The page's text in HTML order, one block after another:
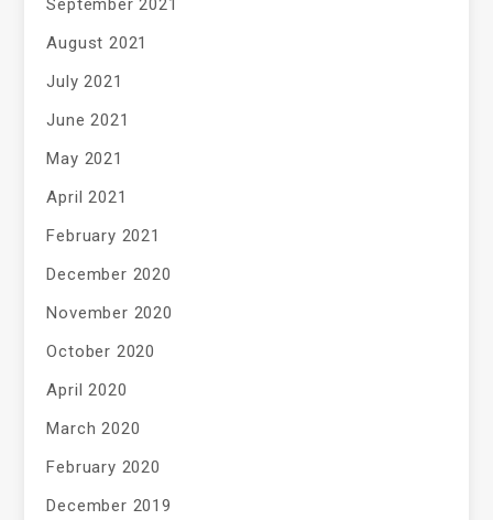
September 2021
August 2021
July 2021
June 2021
May 2021
April 2021
February 2021
December 2020
November 2020
October 2020
April 2020
March 2020
February 2020
December 2019